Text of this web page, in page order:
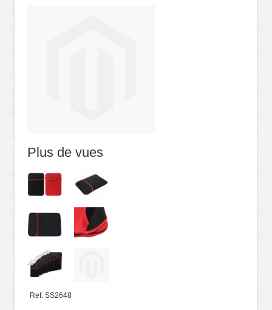
Plus de vues
Ref. SS2648